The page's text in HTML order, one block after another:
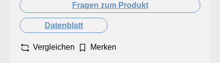
Fragen zum Produkt
Datenblatt
Vergleichen Merken